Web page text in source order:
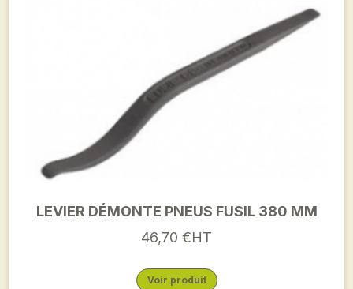
LEVIER DÉMONTE PNEUS FUSIL 380 MM
46,70 €HT
Voir produit